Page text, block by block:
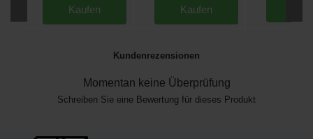
Kaufen Kaufen
Kundenrezensionen
Momentan keine Überprüfung
Schreiben Sie eine Bewertung für dieses Produkt